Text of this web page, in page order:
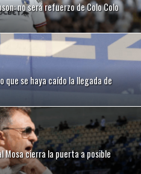
no será refuerzo de Colo Colo
que se haya caído la llegada de
Mosa cierra la puerta a posible